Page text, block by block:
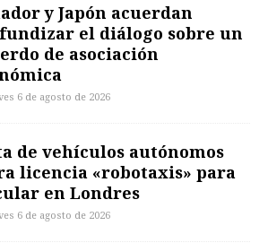
y Japón acuerdan
el diálogo sobre un
de asociación
6 de agosto de 2026
de vehículos autónomos
licencia «robotaxis» para
en Londres
6 de agosto de 2026